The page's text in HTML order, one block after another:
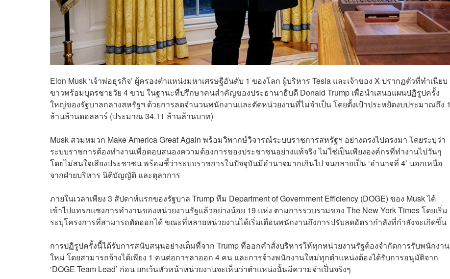
Elon Musk ‘เจ้าพ่อธุรกิจ’ ผู้ครองตำแหน่งมหาเศรษฐีอันดับ 1 ของโลก ผู้บริหาร Tesla และเจ้าของ X ปรากฏตัวที่ทำเนียบ
ขาวพร้อมบุตรชายวัย 4 ขวบ ในฐานะที่ปรึกษาคนสำคัญของประธานาธิบดี Donald Trump เพื่อนำเสนอแผนปฏิรูปครั้ง
ใหญ่ของรัฐบาลกลางสหรัฐฯ ด้วยการลดจำนวนพนักงานและตัดหน่วยงานที่ไม่จำเป็น โดยตั้งเป้าประหยัดงบประมาณถึง 1
ล้านล้านดอลลาร์ (ประมาณ 34.11 ล้านล้านบาท)
Musk สวมหมวก Make America Great Again พร้อมวิพากษ์วิจารณ์ระบบราชการสหรัฐฯ อย่างตรงไปตรงมา โดยระบุว่า
ระบบราชการต้องทำงานเพื่อตอบสนองความต้องการของประชาชนอย่างแท้จริง ไม่ใช่เป็นเพียงองค์กรที่ทำงานไปวันๆ
โดยไม่สนใจเสียงประชาชน พร้อมชี้ว่าระบบราชการในปัจจุบันมีอำนาจมากเกินไป จนกลายเป็น ‘อำนาจที่ 4’ นอกเหนือ
จากฝ่ายบริหาร นิติบัญญัติ และตุลาการ
ภายในเวลาเพียง 3 สัปดาห์แรกของรัฐบาล Trump ทีม Department of Government Efficiency (DOGE) ของ Musk ได้
เข้าไปแทรกแซงการทำงานของหน่วยงานรัฐแล้วอย่างน้อย 19 แห่ง ตามการรวบรวมของ The New York Times โดยเริ่ม
ระบุโครงการที่สามารถตัดออกได้ ขณะที่หลายหน่วยงานได้เริ่มเตือนพนักงานถึงการปรับลดอัตรากำลังที่กำลังจะเกิดขึ้น
การปฏิรูปครั้งนี้ได้รับการสนับสนุนอย่างเต็มที่จาก Trump ที่ออกคำสั่งบริหารให้ทุกหน่วยงานรัฐต้องจำกัดการรับพนักงาน
ใหม่ โดยสามารถจ้างได้เพียง 1 คนต่อการลาออก 4 คน และการจ้างพนักงานใหม่ทุกตำแหน่งต้องได้รับการอนุมัติจาก
‘DOGE Team Lead’ ก่อน ยกเว้นหัวหน้าหน่วยงานจะเห็นว่าตำแหน่งนั้นมีความจำเป็นจริงๆ